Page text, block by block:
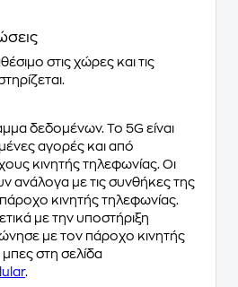
στις χώρες και τις
δεδομένων. Το 5G είναι
αγορές και από
κινητής τηλεφωνίας. Οι
ανάλογα με τις συνθήκες της
κινητής τηλεφωνίας.
με την υποστήριξη
με τον πάροχο κινητής
στη σελίδα
.